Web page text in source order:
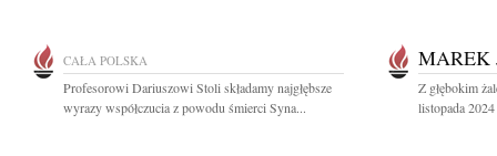
CAŁA POLSKA
Profesorowi Dariuszowi Stoli składamy najgłębsze
wyrazy współczucia z powodu śmierci Syna...
MAREK
Z głębokim
listopada